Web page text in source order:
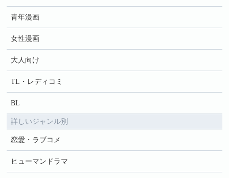
青年漫画
女性漫画
大人向け
TL・レディコミ
BL
詳しいジャンル別
恋愛・ラブコメ
ヒューマンドラマ